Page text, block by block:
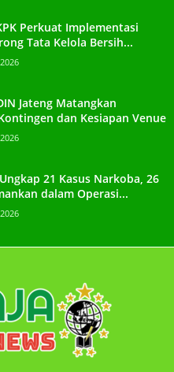
Perkuat Implementasi
Tata Kelola Bersih...
Jateng Matangkan
dan Kesiapan Venue
21 Kasus Narkoba, 26
dalam Operasi...